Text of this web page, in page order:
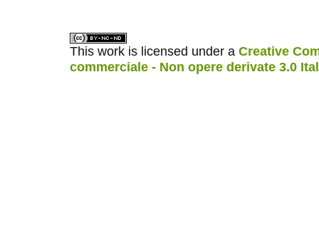
This work is licensed under a Creative
commerciale - Non opere derivate 3.0